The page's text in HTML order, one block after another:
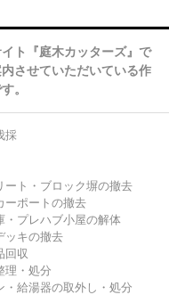
ト『庭木カッターズ』で
させていただいている作
。
採
ート・ブロック塀の撤去
ーポートの撤去
・プレハブ小屋の解体
ッキの撤去
回収
理・処分
・給湯器の取外し・処分